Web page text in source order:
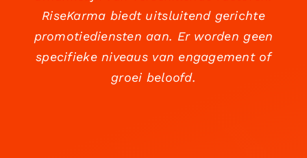
RiseKarma biedt uitsluitend gerichte
promotiediensten aan. Er worden geen
specifieke niveaus van engagement of
groei beloofd.